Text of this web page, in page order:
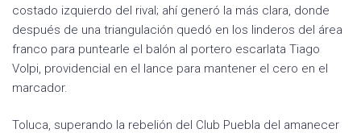
costado izquierdo del rival; ahí generó la más clara, donde
después de una triangulación quedó en los linderos del área
franco para puntearle el balón al portero escarlata Tiago
Volpi, providencial en el lance para mantener el cero en el
marcador.
Toluca, superando la rebelión del Club Puebla del amanecer